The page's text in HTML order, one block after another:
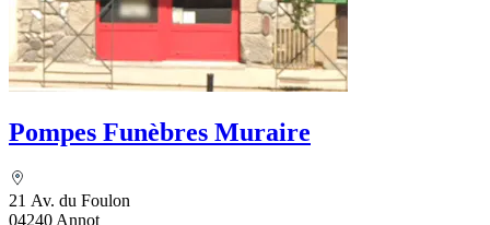
Pompes Funèbres Muraire
21 Av. du Foulon
04240 Annot